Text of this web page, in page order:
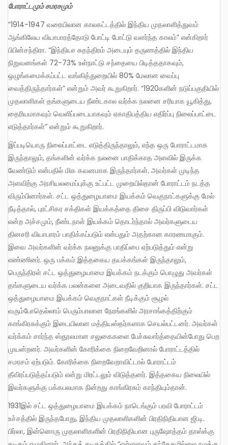
போராட்டமும்சமரசமும்
”1914-1947 வரையிலான காலகட்டத்தில் இந்திய முதலாளித்துவம்
ஆங்கிலேய வியாபாரத்தோடு போட்டி போட்டு வளர்ந்த காலம்” என்கிறார்
பிபின்சந்திரா. “இந்தியா சுதந்திரம் அடையும் தருணத்தில் இந்திய
நிறுவனங்கள் 72-73% உள்நாட்டு சந்தையை பிடித்ததாகவும்,
ஒழுங்கமைக்கப்பட்ட வங்கித்துறையில் 80% மேலான வைப்பு
வைத்திருந்தார்கள்” என்றும் அவர் கூறுகிறார். “1920களின் நடுப்பகுதியில்
முதலாளிகள் தங்களுடைய நீண்டகால வர்க்க நலனை சரியாக யூகித்து,
தைரியமாகவும் வெளிப்படையாகவும் ஏகாதிபத்திய எதிர்ப்பு நிலைப்பாட்டை
எடுத்தார்கள்” என்றும் கூறுகிறார்.
இப்படியொரு நிலைப்பாட்டை எடுத்திருந்தாலும், எந்த ஒரு போராட்டமாக
இருந்தாலும், தங்களின் வர்க்க நலனை பாதிக்காத அளவில் இருக்க
வேண்டும் என்பதில் மிக கவனமாக இருந்தார்கள். அவர்கள் முடிந்த
அளவிற்கு அரசியலமைப்புக்கு உட்பட்ட முறையில்தான் போராட்டம் நடத்த
விரும்பினார்கள். சட்ட ஒத்துழையாமை இயக்கம் வெகுநாட்களுக்கு மேல்
நீடித்தால், புரட்சிகர சக்திகள் இயக்கத்தை திசை திருப்பி விடுவார்கள்
என்ற அச்சமும், நீண்டநாள் இயக்கம் தொடர்ந்தால் அவர்களுடைய
தினசரி வியாபாரம் பாதிக்கப்படும் என்பதும் அதற்கான காரணமாகும்.
இவை அவர்களின் வர்க்க நலனுக்கு பாதிப்பை ஏற்படுத்தும் என்று
எண்ணினர். ஒரு பக்கம் இத்தகைய தயக்கங்கள் இருந்தாலும்,
பெருந்திரள் சட்ட ஒத்துழையாமை இயக்கம் நடக்கும் பொழுது அவர்கள்
தங்களுடைய வர்க்க பலன்களை அடைவதில் குறியாக இருந்தார்கள். சட்ட
ஒத்துழையாமை இயக்கம் வெகுநாட்கள் நீடிக்கும் சூழல்
வரும்போதெல்லாம் பெரும்பாலான நேரங்களில் அரசாங்கத்திற்கும்
காங்கிரசுக்கும் இடையிலான மத்தியஸ்தர்களாக செயல்பட்டனர். அவர்கள்
வர்க்கம் சார்ந்த ஸ்தூலமான சலுகைகளை பேச்சுவார்த்தையின்போது பெற
முயன்றனர். அவர்களின் கோரிக்கை நிறைவேறினால் போராட்டத்தில்
சமரசம் ஏற்படும். கோரிக்கை நிறைவேறாவிட்டால் போராட்டம்
தீவிரப்படுத்தப்படும் என்று மிரட்டலும் விடுத்தனர். இத்தகைய நிலையில்
இவர்களுக்கு பக்கபலமாக நின்றது காங்கிரசும் காந்தியும்தான்.
1931இல் சட்ட ஒத்துழையாமை இயக்கம் நாடெங்கும் பரவி போராட்டம்
உச்சத்தில் இருந்தபோது, இந்திய முதலாளிகளின் பிரதிநிதியான ஜி.டி.
பிர்லா, இன்னொரு முதலாளிகளின் பிரதிநிதியான புருஷோத்தம் தாஸ்க்கு